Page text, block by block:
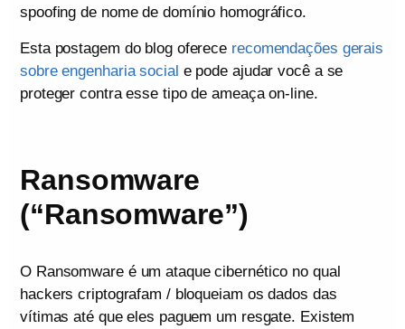
spoofing de nome de domínio homográfico.
Esta postagem do blog oferece recomendações gerais
sobre engenharia social e pode ajudar você a se
proteger contra esse tipo de ameaça on-line.
Ransomware
(“Ransomware”)
O Ransomware é um ataque cibernético no qual
hackers criptografam / bloqueiam os dados das
vítimas até que eles paguem um resgate. Existem